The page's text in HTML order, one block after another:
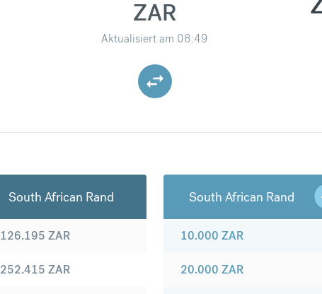
ZAR
Aktualisiert am 08:49
South African Rand
126.195 ZAR
252.415 ZAR
South African Rand
10.000 ZAR
20.000 ZAR